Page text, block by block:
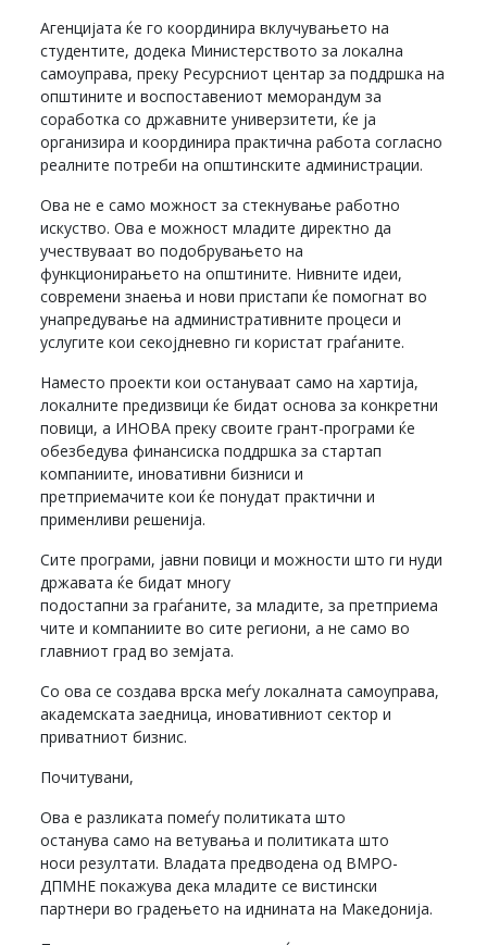
Агенцијата ќе го координира вклучувањето на
студентите, додека Министерството за локална
самоуправа, преку Ресурсниот центар за поддршка на
општините и воспоставениот меморандум за
соработка со државните универзитети, ќе ја
организира и координира практична работа согласно
реалните потреби на општинските администрации.
Ова не е само можност за стекнување работно
искуство. Ова е можност младите директно да
учествуваат во подобрувањето на
функционирањето на општините. Нивните идеи,
современи знаења и нови пристапи ќе помогнат во
унапредување на административните процеси и
услугите кои секојдневно ги користат граѓаните.
Наместо проекти кои остануваат само на хартија,
локалните предизвици ќе бидат основа за конкретни
повици, а ИНОВА преку своите грант-програми ќе
обезбедува финансиска поддршка за стартап
компаниите, иновативни бизниси и
претприемачите кои ќе понудат практични и
применливи решенија.
Сите програми, јавни повици и можности што ги нуди
државата ќе бидат многу
подостапни за граѓаните, за младите, за претприема
чите и компаниите во сите региони, а не само во
главниот град во земјата.
Со ова се создава врска меѓу локалната самоуправа,
академската заедница, иновативниот сектор и
приватниот бизнис.
Почитувани,
Ова е разликата помеѓу политиката што
останува само на ветувања и политиката што
носи резултати. Владата предводена од ВМРО-
ДПМНЕ покажува дека младите се вистински
партнери во градењето на иднината на Македонија.